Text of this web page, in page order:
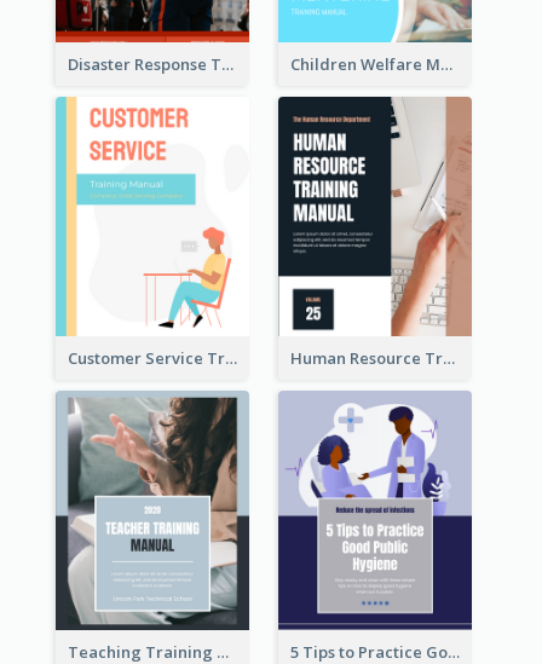
Disaster Response Training Manual Children Welfare Mentor Training Manual
Customer Service Training Manual Human Resource Training Manual
Teaching Training Manual 5 Tips to Practice Good Public Hygiene